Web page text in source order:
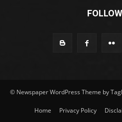
© Newspaper WordPress Theme by
Home Privacy Policy